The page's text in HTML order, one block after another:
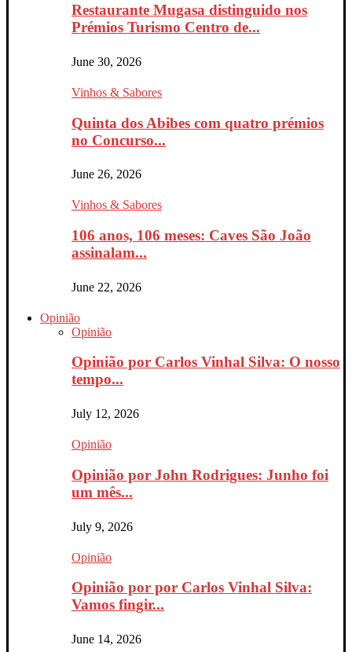
Restaurante Mugasa distinguido nos
Prémios Turismo Centro de...
June 30, 2026
Vinhos & Sabores
Quinta dos Abibes com quatro prémios
no Concurso...
June 26, 2026
Vinhos & Sabores
106 anos, 106 meses: Caves São João
assinalam...
June 22, 2026
Opinião
Opinião
Opinião por Carlos Vinhal Silva: O nosso
tempo...
July 12, 2026
Opinião
Opinião por John Rodrigues: Junho foi
um mês...
July 9, 2026
Opinião
Opinião por por Carlos Vinhal Silva:
Vamos fingir...
June 14, 2026